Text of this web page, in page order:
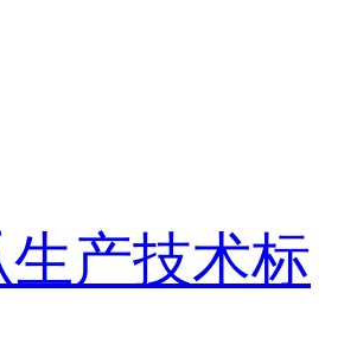
产技术标